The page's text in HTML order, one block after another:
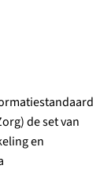
de set van
en